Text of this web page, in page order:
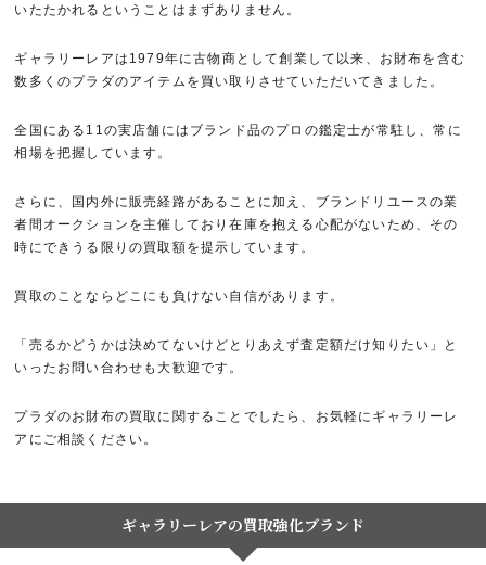
いたたかれるということはまずありません。
ギャラリーレアは1979年に古物商として創業して以来、お財布を含む
数多くのプラダのアイテムを買い取りさせていただいてきました。
全国にある11の実店舗にはブランド品のプロの鑑定士が常駐し、常に
相場を把握しています。
さらに、国内外に販売経路があることに加え、ブランドリユースの業
者間オークションを主催しており在庫を抱える心配がないため、その
時にできうる限りの買取額を提示しています。
買取のことならどこにも負けない自信があります。
「売るかどうかは決めてないけどとりあえず査定額だけ知りたい」と
いったお問い合わせも大歓迎です。
プラダのお財布の買取に関することでしたら、お気軽にギャラリーレ
アにご相談ください。
ギャラリーレアの買取強化ブランド